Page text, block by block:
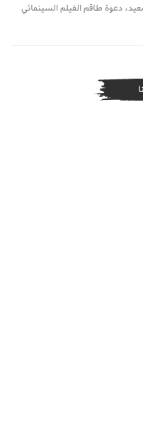
دعوة طاقم الفيلم السينمائي